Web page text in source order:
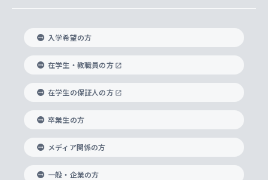
経済学部
外国語学部
総合グローバル学部
国際教養学部
キリスト教人間学
身体知
思考と表現
データサイエンス
言語教育研究センター
上智大学のグローバル教育
グローバル教育センター
上智大学で学ぶ
海外で学ぶ
学びのサポート
大学院
神学研究科
助産学専攻科
生涯学習
国際言語情報研究所
グローバル・コンサーン研究所
比較文化研究所
ヨーロッパ研究所
知的財産
研究支援制度
重点領域研究・自由課題研究
研究活動に関する法令・研究費の使用について
課外教育プログラム
ボランティア活動
グローバルな学びのコミュニティ
学生の相談窓口
心身の健康相談
ハラスメント防止の取り組み
障がいのある学生への支援
キャリア形成サポート
キャリア形成支援プログラム
住まいのサポート
入れの方針）
科目等履修生
研究生・外国人特別研究生・国費留学生
交換留学生(海外大学から上智大学で学ぶ)
ノンディグリー生
理事長・学長メッセージ
学長・副学長紹介
上智大学の精神
上智大学の理念
上智大学の沿革
ソフィア・アーカイブズ
グローバルエンゲージメント
上智大学を訪れた世界の知性
上智大学公式ソーシャルメディア
学校法人上智学院について
入学希望の方
在学生・教職員の方
在学生の保証人の方
卒業生の方
メディア関係の方
一般・企業の方